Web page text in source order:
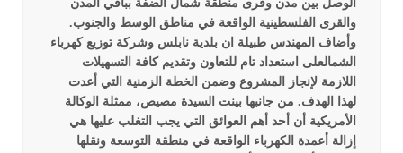
الوصل بين مدن وقرى منطقة شمال الضفة بباقي المدن
والقرى الفلسطينية الواقعة في مناطق الوسط والجنوب.
وأضاف المهندس طبيلة ان بلدية نابلس وشركة توزيع كهرباء
الشمالعلى استعداد تام للتعاون وتقديم كافة التسهيلات
اللازمة لإنجاز المشروع وضمن الخطة الزمنية التي أعدت
لهذا الهدف. من جانبها بينت السيدة مصيص، ممثلة الوكالة
الأمريكية أن أحد أهم العوائق التي يجب التغلب عليها هي
إزالة أعمدة الكهرباء الواقعة في منطقة التوسعة ونقلها